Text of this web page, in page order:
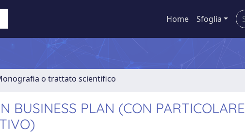
Home Sfoglia
o trattato scientifico
BUSINESS PLAN (CON PARTICOLARE